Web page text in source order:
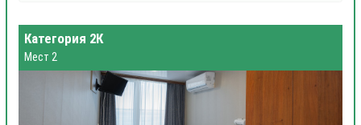
Категория 2К
Мест 2